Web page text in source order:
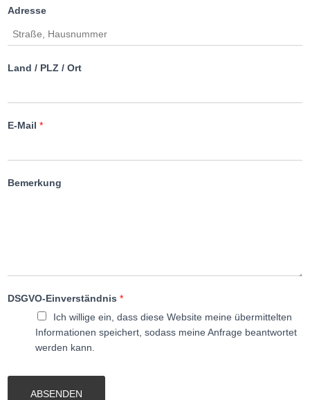
Adresse
Land / PLZ / Ort
E-Mail *
Bemerkung
DSGVO-Einverständnis *
Ich willige ein, dass diese Website meine übermittelten
Informationen speichert, sodass meine Anfrage beantwortet
werden kann.
ABSENDEN